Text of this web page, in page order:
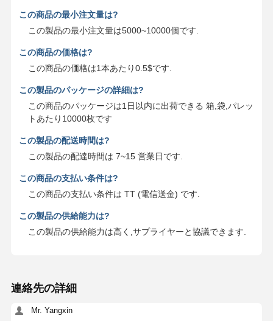
この商品の最小注文量は?
この製品の最小注文量は5000~10000個です.
この商品の価格は?
この商品の価格は1本あたり0.5$です.
この製品のパッケージの詳細は?
この商品のパッケージは1日以内に出荷できる 箱,袋,パレッ
トあたり10000枚です
この製品の配送時間は?
この製品の配達時間は 7~15 営業日です.
この商品の支払い条件は?
この商品の支払い条件は TT (電信送金) です.
この製品の供給能力は?
この製品の供給能力は高く,サプライヤーと協議できます.
連絡先の詳細
Mr. Yangxin